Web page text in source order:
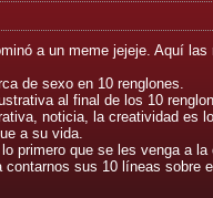
a un meme jejeje. Aquí las
de sexo en 10 renglones.
al final de los 10
noticia, la creatividad es
a su vida.
primero que se les venga a la
contarnos sus 10 líneas sobre